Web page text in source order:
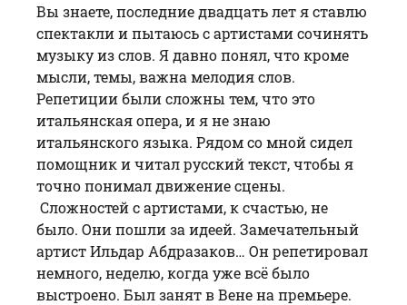
Вы знаете, последние двадцать лет я ставлю
спектакли и пытаюсь с артистами сочинять
музыку из слов. Я давно понял, что кроме
мысли, темы, важна мелодия слов.
Репетиции были сложны тем, что это
итальянская опера, и я не знаю
итальянского языка. Рядом со мной сидел
помощник и читал русский текст, чтобы я
точно понимал движение сцены.
Сложностей с артистами, к счастью, не
было. Они пошли за идеей. Замечательный
артист Ильдар Абдразаков… Он репетировал
немного, неделю, когда уже всё было
выстроено. Был занят в Вене на премьере.